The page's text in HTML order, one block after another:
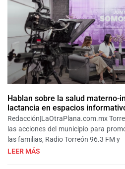
Hablan sobre la salud materno-
lactancia en espacios
Redacción|LaOtraPlana.com.mx
las acciones del municipio para
las familias, Radio Torreón 96.3 FM y
LEER MÁS